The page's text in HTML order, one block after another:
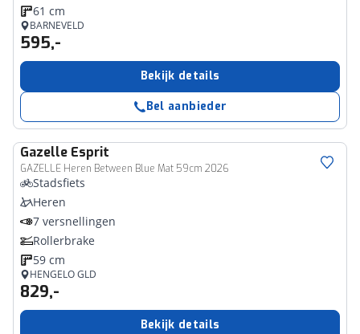
61 cm
BARNEVELD
595,-
Bekijk details
Bel aanbieder
Gazelle Esprit
GAZELLE Heren Between Blue Mat 59cm 2026
Stadsfiets
Heren
7 versnellingen
Rollerbrake
59 cm
HENGELO GLD
829,-
Bekijk details